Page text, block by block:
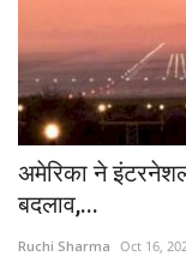
अमेरिका ने
बदलाव,...
Ruchi Sharma Oct 16,